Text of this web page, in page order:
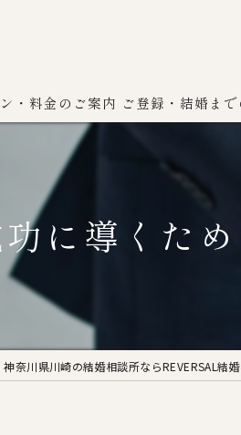
・料金のご案内 ご登録・結婚ま
に導くた
神奈川県川崎の結婚相談所ならREVERSAL結